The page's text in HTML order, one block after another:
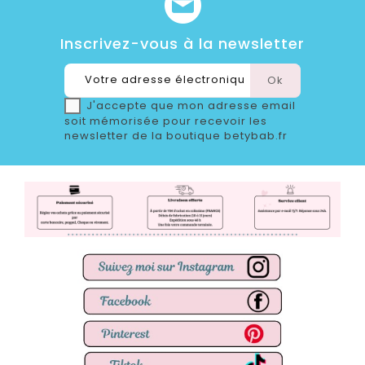
Inscrivez-vous à la newsletter
J'accepte que mon adresse email
soit mémorisée pour recevoir les
newsletter de la boutique betybab.fr